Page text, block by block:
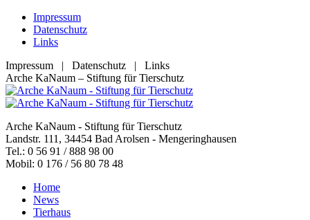
Zum
Inhalt
springen
Impressum
Datenschutz
Links
Impressum | Datenschutz | Links
Facebook
page
opens
new
window
YouTube
page
opens
new
window
RSS
page
opens
new
window
E-
Mail
page
in
new
window
Arche KaNaum – Stiftung für Tierschutz
Arche KaNaum - Stiftung für Tierschutz
Landstr. 111, 34454 Bad Arolsen - Mengeringhausen
Tel.: 0 56 91 / 888 98 00
Mobil: 0 176 / 56 80 78 48
Home
News
Tierhaus